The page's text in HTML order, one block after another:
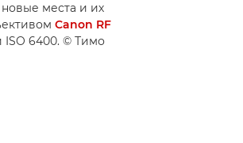
места и их
Canon RF
ISO 6400. © Тимо